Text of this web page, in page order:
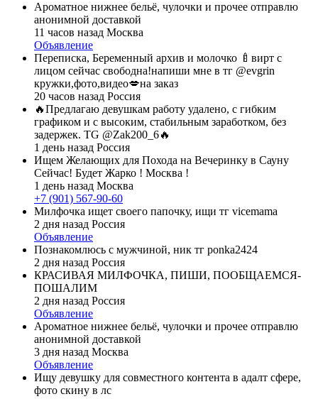
Ароматное нижнее бельё, чулочки и прочее отправлю
анонимной доставкой
11 часов назад Москва
Объявление
Переписка, Беременный архив и молочко 🍼вирт с
лицом сейчас свободна!напиши мне в тг @evgrin
кружки,фото,видео💋на заказ
20 часов назад Россия
🔥Предлагаю девушкам работу удалено, с гибким
графиком и с высоким, стабильным заработком, без
задержек. TG @Zak200_6🔥
1 день назад Россия
Ищем Желающих для Похода на Вечеринку в Сауну
Сейчас! Будет Жарко ! Москва !
1 день назад Москва
+7 (901) 567-90-60
Милфочка ищет своего папочку, ищи тг vicemama
2 дня назад Россия
Объявление
Познакомлюсь с мужчиной, ник тг ponka2424
2 дня назад Россия
КРАСИВАЯ МИЛФОЧКА, ПИШИ, ПООБЩАЕМСЯ-
ПОШАЛИМ
2 дня назад Россия
Объявление
Ароматное нижнее бельё, чулочки и прочее отправлю
анонимной доставкой
3 дня назад Москва
Объявление
Ищу девушку для совместного контента в адалт сфере,
фото скину в лс